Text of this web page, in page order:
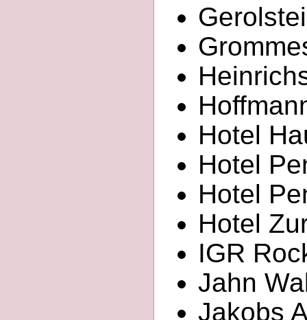
Hotel
Hotel
Hotel
Hotel
IGR
Jahn
Jakobs